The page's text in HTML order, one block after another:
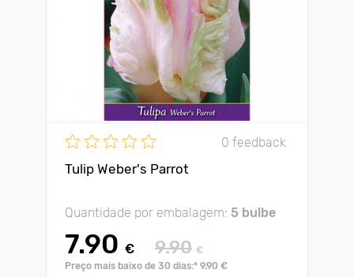
0 feedback
Tulip Weber's Parrot
Quantidade por embalagem: 5 bulbe
7.90 € 9.90 €
Preço mais baixo de 30 dias:* 9.90 €